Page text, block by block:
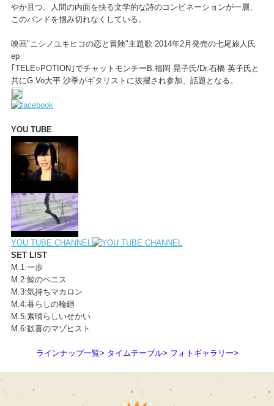
やか且つ、人間の内面を抉る文学的な詩のコンビネーションが一層、
このバンドを掴み切れなくしている。
映画"ニシノユキヒコの恋と冒険"主題歌 2014年2月発売の七尾旅人氏
ep
｢TELE○POTION｣でチャットモンチーB.福岡 晃子氏/Dr.石橋 英子氏と
共にG.Vo大平 沙季がギタリストに抜擢され参加、話題となる。
YOU TUBE
YOU TUBE CHANNEL
SET LIST
M.1:一歩
M.2:鯨のペニス
M.3:気持ちマカロン
M.4:暮らしの輪廻
M.5:素晴らしいせかい
M.6:歓喜のマゾヒスト
ラインナップ一覧> タイムテーブル> フォトギャラリー>